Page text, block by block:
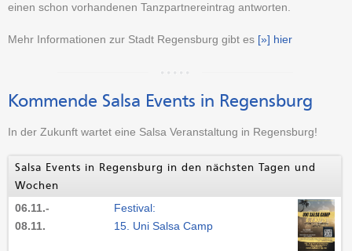
einen schon vorhandenen Tanzpartnereintrag antworten.
Mehr Informationen zur Stadt Regensburg gibt es [»] hier
Kommende Salsa Events in Regensburg
In der Zukunft wartet eine Salsa Veranstaltung in Regensburg!
Salsa Events in Regensburg in den nächsten Tagen und
Wochen
06.11.-
08.11.
Festival:
15. Uni Salsa Camp